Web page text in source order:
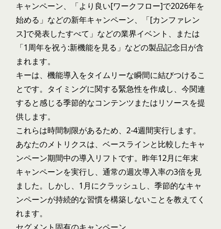
キャンペーン、「より良い[ワークフロー]で2026年を
始める」などの新年キャンペーン、「[カンファレン
ス]で発表したすべて」などの業界イベント、または
「1周年を祝う:新機能を見る」などの製品記念日が含
まれます。
キーは、機能導入をタイムリーな瞬間に結びつけるこ
とです。タイミングに関する緊急性を作成し、今関連
すると感じる季節的なコンテンツまたはリソースを提
供します。
これらは時間制限があるため、2-4週間実行します。
あなたのメトリクスは、ベースラインと比較したキャ
ンペーン期間中の導入リフトです。昨年12月に年末
キャンペーンを実行し、通常の週次導入率の3倍を見
ました。しかし、1月にクラッシュし、季節的なキャ
ンペーンが持続的な習慣を構築しないことを教えてく
れます。